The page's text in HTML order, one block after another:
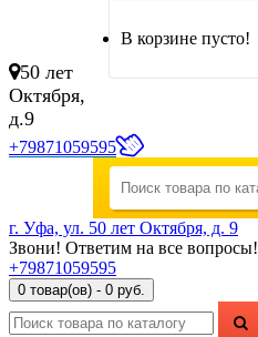
В корзине пусто!
50 лет
Октября,
д.9
+79871059595
г. Уфа, ул. 50 лет Октября, д. 9
Звони! Ответим на все вопросы!
+79871059595
0 товар(ов) - 0 руб.